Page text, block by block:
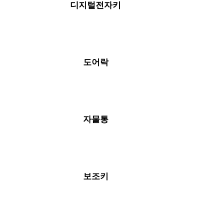
디지털전자키
도어락
자물통
보조키